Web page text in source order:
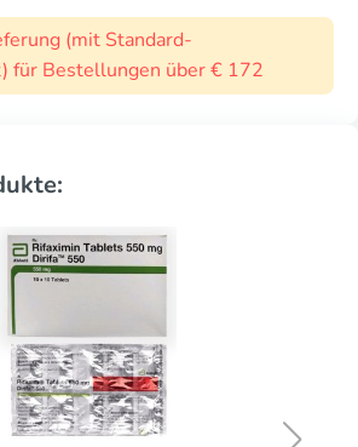
(mit Standard-
für Bestellungen über € 172